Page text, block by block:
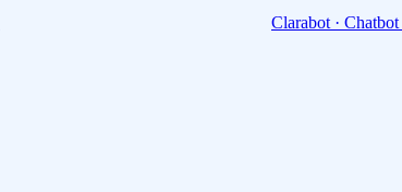
Clarabot · Chatbot